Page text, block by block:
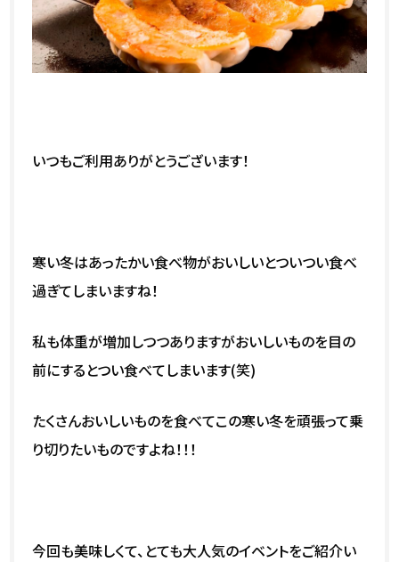
いつもご利用ありがとうございます！
寒い冬はあったかい食べ物がおいしいとついつい食べ
過ぎてしまいますね！
私も体重が増加しつつありますがおいしいものを目の
前にするとつい食べてしまいます(笑)
たくさんおいしいものを食べてこの寒い冬を頑張って乗
り切りたいものですよね！！！
今回も美味しくて、とても大人気のイベントをご紹介い